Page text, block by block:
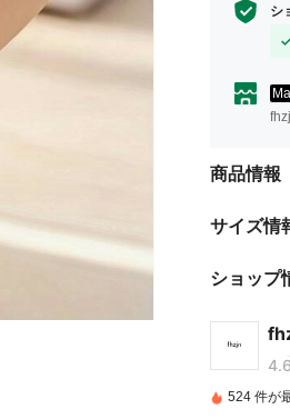
シ
商品情報
サイズ情
ショップ
524 件が